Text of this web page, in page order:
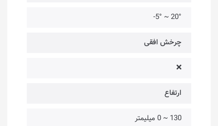
20° ~ 5°-
چرخش افقی
❌
ارتفاع
130 ~ 0 میلیمتر